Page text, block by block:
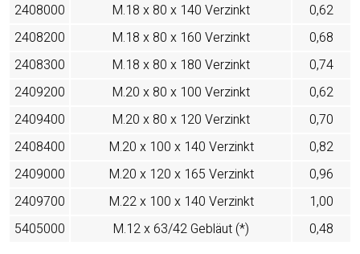
2408000
M.18 x 80 x 140 Verzinkt
0,62
2408200
M.18 x 80 x 160 Verzinkt
0,68
2408300
M.18 x 80 x 180 Verzinkt
0,74
2409200
M.20 x 80 x 100 Verzinkt
0,62
2409400
M.20 x 80 x 120 Verzinkt
0,70
2408400
M.20 x 100 x 140 Verzinkt
0,82
2409000
M.20 x 120 x 165 Verzinkt
0,96
2409700
M.22 x 100 x 140 Verzinkt
1,00
5405000
M.12 x 63/42 Gebläut (*) 0,48